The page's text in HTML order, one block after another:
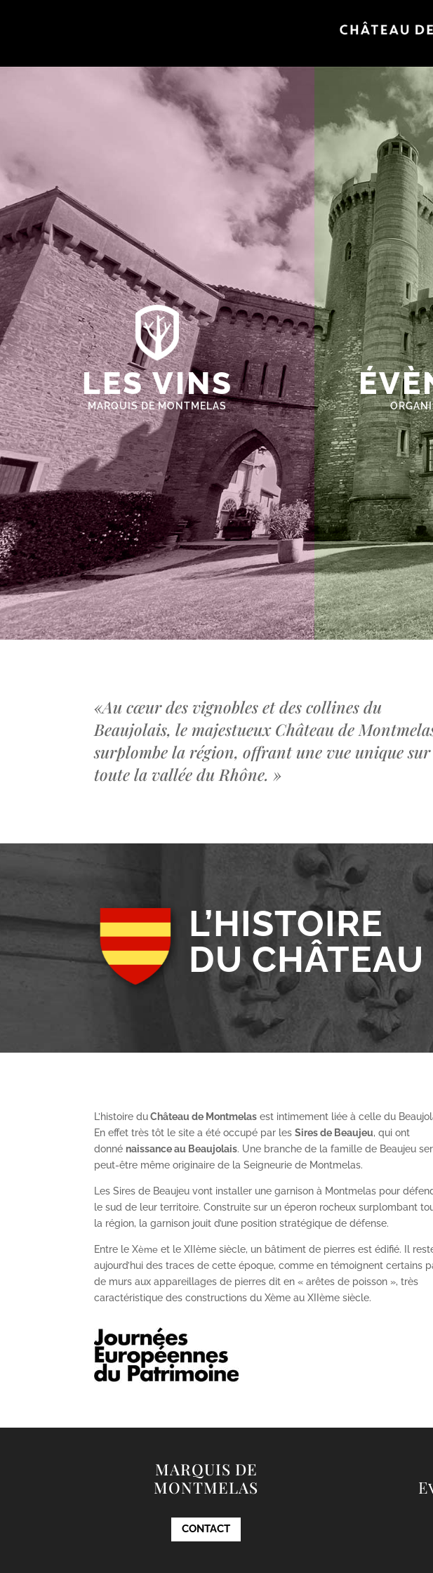
LES VINS
MARQUIS DE MONTMELAS
«Au cœur des vignobles et des collines du
Beaujolais, le majestueux Château de
surplombe la région, offrant une vue unique sur
toute la vallée du Rhône. »
L’HISTOIRE
DU CHÂTEAU
L’histoire duChâteau de Montmelas est intimement liée à celle du
En effet très tôt le site a été occupé par lesSires de Beaujeu, qui ont
donné naissance au Beaujolais. Une branche de la famille de Beaujeu
peut-être même originaire de la Seigneurie de Montmelas.
Les Sires de Beaujeu vont installer une garnison à Montmelas pour
le sud de leur territoire. Construite sur un éperon rocheux surplombant
la région, la garnison jouit d’une position stratégique de défense.
Entre le Xème et le XIIème siècle, un bâtiment de pierres est édifié. Il
aujourd’hui des traces de cette époque, comme en témoignent certains
de murs aux appareillages de pierres dit en « arêtes de poisson », très
caractéristique des constructions du Xème au XIIème siècle.
MARQUIS DE
MONTMELAS
CONTACT